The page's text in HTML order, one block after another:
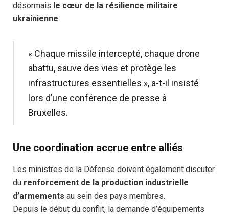
désormais le cœur de la résilience militaire
ukrainienne :
« Chaque missile intercepté, chaque drone
abattu, sauve des vies et protège les
infrastructures essentielles », a-t-il insisté
lors d’une conférence de presse à
Bruxelles.
Une coordination accrue entre alliés
Les ministres de la Défense doivent également discuter
du renforcement de la production industrielle
d’armements au sein des pays membres.
Depuis le début du conflit, la demande d’équipements